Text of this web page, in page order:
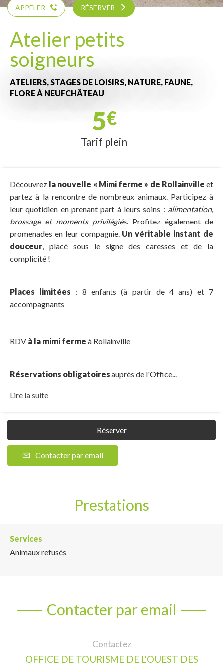
APPELER RÉSERVER
Atelier petits
soigneurs
ATELIERS, STAGES DE LOISIRS, NATURE, FAUNE,
FLOREÀ NEUFCHÂTEAU
5€
Tarif plein
Découvrez la nouvelle « Mimi ferme » de Rollainville et
partez à la rencontre de nombreux animaux. Participez à
leur quotidien en prenant part à leurs soins : alimentation,
brossage et moments privilégiés. Profitez également de
promenades en leur compagnie. Un véritable instant de
douceur, placé sous le signe des caresses et de la
complicité !
Places limitées : 8 enfants (à partir de 4 ans) et 7
accompagnants
RDV à la mimi ferme à Rollainville
Réservations obligatoires auprès de l'Office...
Lire la suite
Réserver
Contacter par email
Prestations
Services
Animaux refusés
Contacter par email
Contactez
OFFICE DE TOURISME DE L'OUEST DES